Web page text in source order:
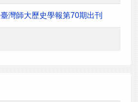
臺灣師大歷史學報第70期出刊